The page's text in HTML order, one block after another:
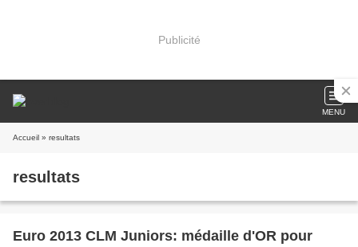
Publicité
MENU
Accueil » resultats
resultats
Euro 2013 CLM Juniors: médaille d'OR pour